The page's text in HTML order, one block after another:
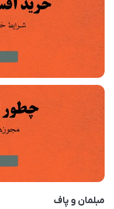
مبلمان و پاف